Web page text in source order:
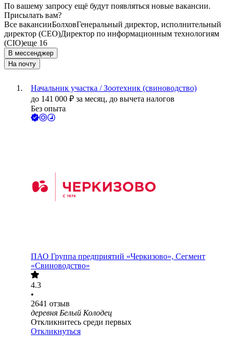
По вашему запросу ещё будут появляться новые вакансии.
Присылать вам?
Все вакансииБолховГенеральный директор, исполнительный
директор (CEO)Директор по информационным технологиям
(CIO)еще 16
В мессенджер
На почту
Начальник участка / Зоотехник (свиноводство)
до 141 000 ₽ за месяц, до вычета налогов
Без опыта
ПАО Группа предприятий «Черкизово», Сегмент
«Свиноводство»
4.3
•
2641 отзыв
деревня Белый Колодец
Откликнитесь среди первых
Откликнуться